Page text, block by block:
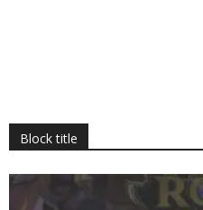
Block title